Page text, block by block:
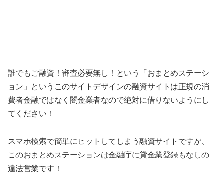
誰でもご融資！審査必要無し！ という「 おまとめステーシ
ョン 」というこのサイトデザインの融資サイトは正規の消
費者金融ではなく闇金業者なので絶対に借りないようにし
てください！
スマホ検索で簡単にヒットしてしまう融資サイトですが、
このおまとめステーションは金融庁に貸金業登録もなしの
違法営業です！